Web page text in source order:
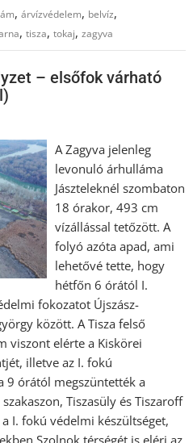
,árvízvédelem, belvíz,
,tisza,tokaj,zagyva
– elsőfok várható
A Zagyva jelenleg
levonuló árhulláma
Jászteleknél szombaton
18 órakor, 493 cm
vízállással tetőzött. A
folyó azóta apad, ami
lehetővé tette, hogy
hétfőn 6 órától I.
fokozatot Újszász-
között. A Tisza felső
viszont elérte a Kiskörei
illetve az I. fokú
9 órától megszüntették a
Tiszasüly és Tiszaroff
I. fokú védelmi készültséget,
Szolnok térségét is eléri az